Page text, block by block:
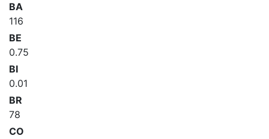
BA
116
BE
0.75
BI
0.01
BR
78
CO